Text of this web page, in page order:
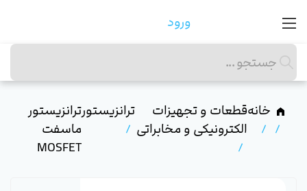
ورود
خانهقطعات و تجهیزات
الکترونیکی و مخابراتی
ترانزیستورترانزیستور
ماسفت
MOSFET